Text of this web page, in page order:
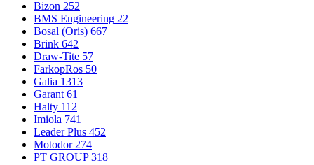
Bizon 252
BMS Engineering 22
Bosal (Oris) 667
Brink 642
Draw-Tite 57
FarkopRos 50
Galia 1313
Garant 61
Halty 112
Imiola 741
Leader Plus 452
Motodor 274
PT GROUP 318